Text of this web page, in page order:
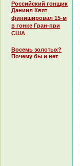
Российский гонщик
Даниил Квят
финишировал 15-м
в гонке Гран-при
США
Восемь золотых?
Почему бы и нет